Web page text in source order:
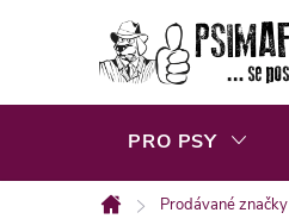
PRO PSY
Prodávané značky